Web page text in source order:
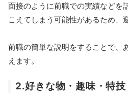
面接のように前職での実績などを
こえてしまう可能性があるため、
前職の簡単な説明をすることで、
えます。
2.好きな物・趣味・特技